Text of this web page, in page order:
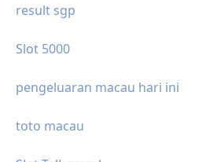
result sgp
Slot 5000
pengeluaran macau hari ini
toto macau